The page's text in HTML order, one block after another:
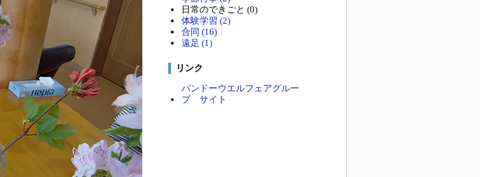
日常のできごと (0)
体験学習 (2)
合同 (16)
遠足 (1)
リンク
バンドーウエルフェアグルー
プ サイト